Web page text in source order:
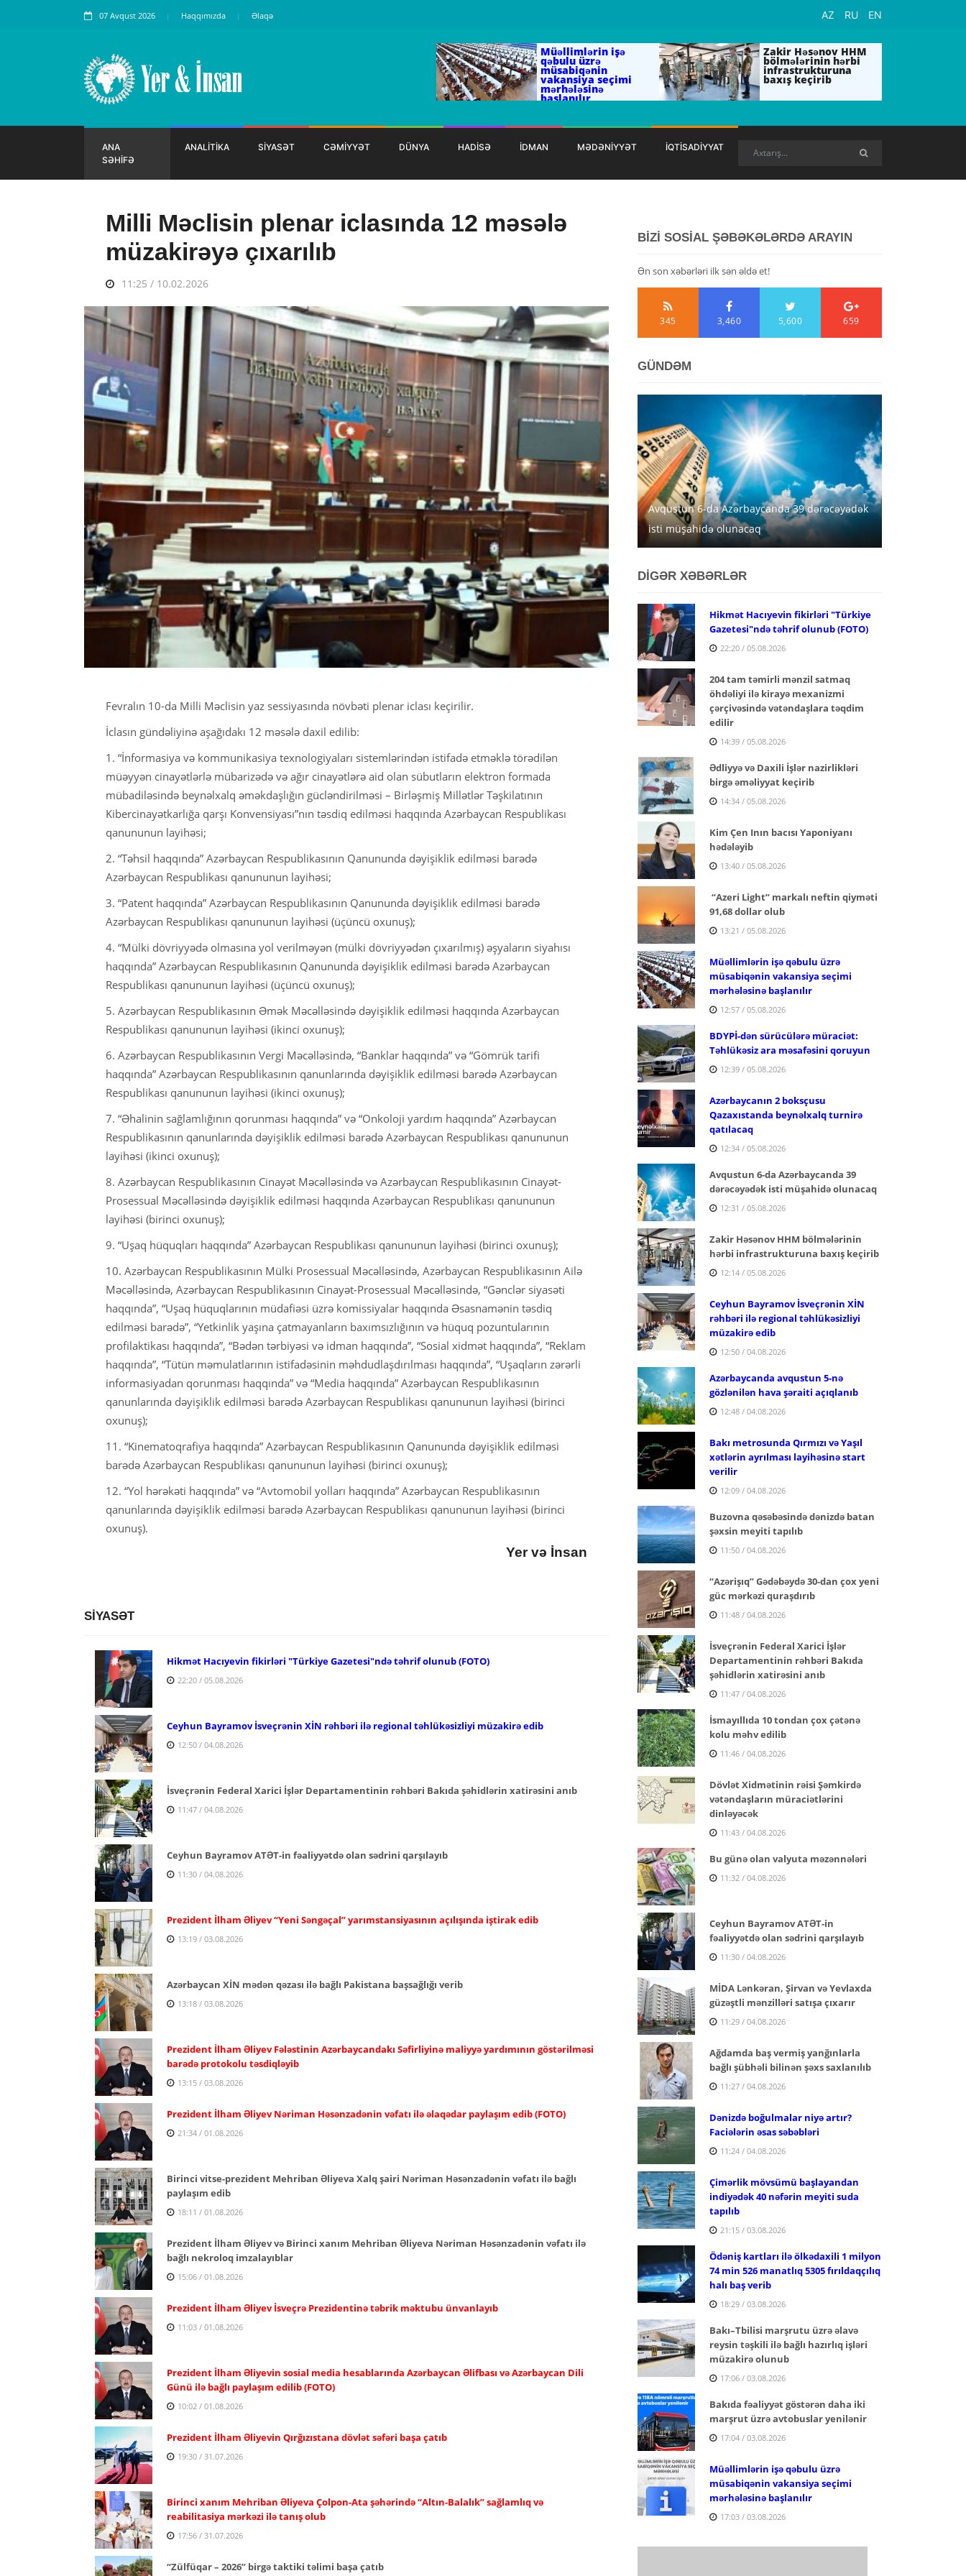
07 Avqust 2026 Haqqımızda Əlaqə AZ RU EN
Müəllimlərin işə
qəbulu üzrə
müsabiqənin
vakansiya seçimi
mərhələsinə
başlanılır
Zakir Həsənov HHM
bölmələrinin hərbi
infrastrukturuna
baxış keçirib
ANA
SƏHİFƏ
ANALİTİKA SİYASƏT CƏMİYYƏT DÜNYA HADİSƏ İDMAN MƏDƏNİYYƏT İQTİSADİYYAT
Milli Məclisin plenar iclasında 12 məsələ
müzakirəyə çıxarılıb
11:25 / 10.02.2026
Fevralın 10-da Milli Məclisin yaz sessiyasında növbəti plenar iclası keçirilir.
İclasın gündəliyinə aşağıdakı 12 məsələ daxil edilib:
1. “İnformasiya və kommunikasiya texnologiyaları sistemlərindən istifadə etməklə törədilən
müəyyən cinayətlərlə mübarizədə və ağır cinayətlərə aid olan sübutların elektron formada
mübadiləsində beynəlxalq əməkdaşlığın gücləndirilməsi – Birləşmiş Millətlər Təşkilatının
Kibercinayətkarlığa qarşı Konvensiyası”nın təsdiq edilməsi haqqında Azərbaycan Respublikası
qanununun layihəsi;
2. “Təhsil haqqında” Azərbaycan Respublikasının Qanununda dəyişiklik edilməsi barədə
Azərbaycan Respublikası qanununun layihəsi;
3. “Patent haqqında” Azərbaycan Respublikasının Qanununda dəyişiklik edilməsi barədə
Azərbaycan Respublikası qanununun layihəsi (üçüncü oxunuş);
4. “Mülki dövriyyədə olmasına yol verilməyən (mülki dövriyyədən çıxarılmış) əşyaların siyahısı
haqqında” Azərbaycan Respublikasının Qanununda dəyişiklik edilməsi barədə Azərbaycan
Respublikası qanununun layihəsi (üçüncü oxunuş);
5. Azərbaycan Respublikasının Əmək Məcəlləsində dəyişiklik edilməsi haqqında Azərbaycan
Respublikası qanununun layihəsi (ikinci oxunuş);
6. Azərbaycan Respublikasının Vergi Məcəlləsində, “Banklar haqqında” və “Gömrük tarifi
haqqında” Azərbaycan Respublikasının qanunlarında dəyişiklik edilməsi barədə Azərbaycan
Respublikası qanununun layihəsi (ikinci oxunuş);
7. “Əhalinin sağlamlığının qorunması haqqında” və “Onkoloji yardım haqqında” Azərbaycan
Respublikasının qanunlarında dəyişiklik edilməsi barədə Azərbaycan Respublikası qanununun
layihəsi (ikinci oxunuş);
8. Azərbaycan Respublikasının Cinayət Məcəlləsində və Azərbaycan Respublikasının Cinayət-
Prosessual Məcəlləsində dəyişiklik edilməsi haqqında Azərbaycan Respublikası qanununun
layihəsi (birinci oxunuş);
9. “Uşaq hüquqları haqqında” Azərbaycan Respublikası qanununun layihəsi (birinci oxunuş);
10. Azərbaycan Respublikasının Mülki Prosessual Məcəlləsində, Azərbaycan Respublikasının Ailə
Məcəlləsində, Azərbaycan Respublikasının Cinayət-Prosessual Məcəlləsində, “Gənclər siyasəti
haqqında”, “Uşaq hüquqlarının müdafiəsi üzrə komissiyalar haqqında Əsasnamənin təsdiq
edilməsi barədə”, “Yetkinlik yaşına çatmayanların baxımsızlığının və hüquq pozuntularının
profilaktikası haqqında”, “Bədən tərbiyəsi və idman haqqında”, “Sosial xidmət haqqında”, “Reklam
haqqında”, “Tütün məmulatlarının istifadəsinin məhdudlaşdırılması haqqında”, “Uşaqların zərərli
informasiyadan qorunması haqqında” və “Media haqqında” Azərbaycan Respublikasının
qanunlarında dəyişiklik edilməsi barədə Azərbaycan Respublikası qanununun layihəsi (birinci
oxunuş);
11. “Kinematoqrafiya haqqında” Azərbaycan Respublikasının Qanununda dəyişiklik edilməsi
barədə Azərbaycan Respublikası qanununun layihəsi (birinci oxunuş);
12. “Yol hərəkəti haqqında” və “Avtomobil yolları haqqında” Azərbaycan Respublikasının
qanunlarında dəyişiklik edilməsi barədə Azərbaycan Respublikası qanununun layihəsi (birinci
oxunuş).
Yer və İnsan
SİYASƏT
Hikmət Hacıyevin fikirləri "Türkiye Gazetesi"ndə təhrif olunub (FOTO)
22:20 / 05.08.2026
Ceyhun Bayramov İsveçrənin XİN rəhbəri ilə regional təhlükəsizliyi müzakirə edib
12:50 / 04.08.2026
İsveçrənin Federal Xarici İşlər Departamentinin rəhbəri Bakıda şəhidlərin xatirəsini anıb
11:47 / 04.08.2026
Ceyhun Bayramov ATƏT-in fəaliyyətdə olan sədrini qarşılayıb
11:30 / 04.08.2026
Prezident İlham Əliyev “Yeni Səngəçal” yarımstansiyasının açılışında iştirak edib
13:19 / 03.08.2026
Azərbaycan XİN mədən qəzası ilə bağlı Pakistana başsağlığı verib
13:18 / 03.08.2026
Prezident İlham Əliyev Fələstinin Azərbaycandakı Səfirliyinə maliyyə yardımının göstərilməsi
barədə protokolu təsdiqləyib
13:15 / 03.08.2026
Prezident İlham Əliyev Nəriman Həsənzadənin vəfatı ilə əlaqədar paylaşım edib (FOTO)
21:34 / 01.08.2026
Birinci vitse-prezident Mehriban Əliyeva Xalq şairi Nəriman Həsənzadənin vəfatı ilə bağlı
paylaşım edib
18:11 / 01.08.2026
Prezident İlham Əliyev və Birinci xanım Mehriban Əliyeva Nəriman Həsənzadənin vəfatı ilə
bağlı nekroloq imzalayıblar
15:06 / 01.08.2026
Prezident İlham Əliyev İsveçrə Prezidentinə təbrik məktubu ünvanlayıb
11:03 / 01.08.2026
Prezident İlham Əliyevin sosial media hesablarında Azərbaycan Əlifbası və Azərbaycan Dili
Günü ilə bağlı paylaşım edilib (FOTO)
10:02 / 01.08.2026
Prezident İlham Əliyevin Qırğızıstana dövlət səfəri başa çatıb
19:30 / 31.07.2026
Birinci xanım Mehriban Əliyeva Çolpon-Ata şəhərində “Altın-Balalık” sağlamlıq və
reabilitasiya mərkəzi ilə tanış olub
17:56 / 31.07.2026
“Zülfüqar – 2026” birgə taktiki təlimi başa çatıb
BİZİ SOSİAL ŞƏBƏKƏLƏRDƏ ARAYIN
Ən son xəbərləri ilk sən əldə et!
345 3,460 5,600 659
GÜNDƏM
Avqustun 6-da Azərbaycanda 39 dərəcəyədək
isti müşahidə olunacaq
DİGƏR XƏBƏRLƏR
Hikmət Hacıyevin fikirləri "Türkiye
Gazetesi"ndə təhrif olunub (FOTO)
22:20 / 05.08.2026
204 tam təmirli mənzil satmaq
öhdəliyi ilə kirayə mexanizmi
çərçivəsində vətəndaşlara təqdim
edilir
14:39 / 05.08.2026
Ədliyyə və Daxili İşlər nazirlikləri
birgə əməliyyat keçirib
14:34 / 05.08.2026
Kim Çen Inın bacısı Yaponiyanı
hədələyib
13:40 / 05.08.2026
“Azeri Light” markalı neftin qiyməti
91,68 dollar olub
13:21 / 05.08.2026
Müəllimlərin işə qəbulu üzrə
müsabiqənin vakansiya seçimi
mərhələsinə başlanılır
12:57 / 05.08.2026
BDYPİ-dən sürücülərə müraciət:
Təhlükəsiz ara məsafəsini qoruyun
12:39 / 05.08.2026
Azərbaycanın 2 boksçusu
Qazaxıstanda beynəlxalq turnirə
qatılacaq
12:34 / 05.08.2026
Avqustun 6-da Azərbaycanda 39
dərəcəyədək isti müşahidə olunacaq
12:31 / 05.08.2026
Zakir Həsənov HHM bölmələrinin
hərbi infrastrukturuna baxış keçirib
12:14 / 05.08.2026
Ceyhun Bayramov İsveçrənin XİN
rəhbəri ilə regional təhlükəsizliyi
müzakirə edib
12:50 / 04.08.2026
Azərbaycanda avqustun 5-nə
gözlənilən hava şəraiti açıqlanıb
12:48 / 04.08.2026
Bakı metrosunda Qırmızı və Yaşıl
xətlərin ayrılması layihəsinə start
verilir
12:09 / 04.08.2026
Buzovna qəsəbəsində dənizdə batan
şəxsin meyiti tapılıb
11:50 / 04.08.2026
“Azərişıq” Gədəbəydə 30-dan çox yeni
güc mərkəzi quraşdırıb
11:48 / 04.08.2026
İsveçrənin Federal Xarici İşlər
Departamentinin rəhbəri Bakıda
şəhidlərin xatirəsini anıb
11:47 / 04.08.2026
İsmayıllıda 10 tondan çox çətənə
kolu məhv edilib
11:46 / 04.08.2026
Dövlət Xidmətinin rəisi Şəmkirdə
vətəndaşların müraciətlərini
dinləyəcək
11:43 / 04.08.2026
Bu günə olan valyuta məzənnələri
11:32 / 04.08.2026
Ceyhun Bayramov ATƏT-in
fəaliyyətdə olan sədrini qarşılayıb
11:30 / 04.08.2026
MİDA Lənkəran, Şirvan və Yevlaxda
güzəştli mənzilləri satışa çıxarır
11:29 / 04.08.2026
Ağdamda baş vermiş yanğınlarla
bağlı şübhəli bilinən şəxs saxlanılıb
11:27 / 04.08.2026
Dənizdə boğulmalar niyə artır?
Faciələrin əsas səbəbləri
11:24 / 04.08.2026
Çimərlik mövsümü başlayandan
indiyədək 40 nəfərin meyiti suda
tapılıb
21:15 / 03.08.2026
Ödəniş kartları ilə ölkədaxili 1 milyon
74 min 526 manatlıq 5305 fırıldaqçılıq
halı baş verib
18:29 / 03.08.2026
Bakı–Tbilisi marşrutu üzrə əlavə
reysin təşkili ilə bağlı hazırlıq işləri
müzakirə olunub
17:06 / 03.08.2026
Bakıda fəaliyyət göstərən daha iki
marşrut üzrə avtobuslar yenilənir
17:04 / 03.08.2026
Müəllimlərin işə qəbulu üzrə
müsabiqənin vakansiya seçimi
mərhələsinə başlanılır
17:03 / 03.08.2026